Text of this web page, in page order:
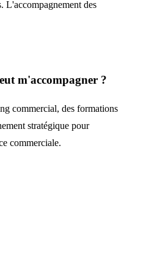
L'accompagnement des
m'accompagner ?
commercial, des formations
stratégique pour
commerciale.